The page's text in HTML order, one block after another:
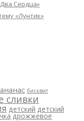
Сердца»
«Лунтик»
ананас бисквит
сливки
детский детский
дрожжевое